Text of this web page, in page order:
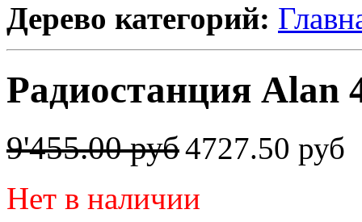
Дерево категорий:
Радиостанция Alan
9'455.00 руб4727.50 руб
Нет в наличии